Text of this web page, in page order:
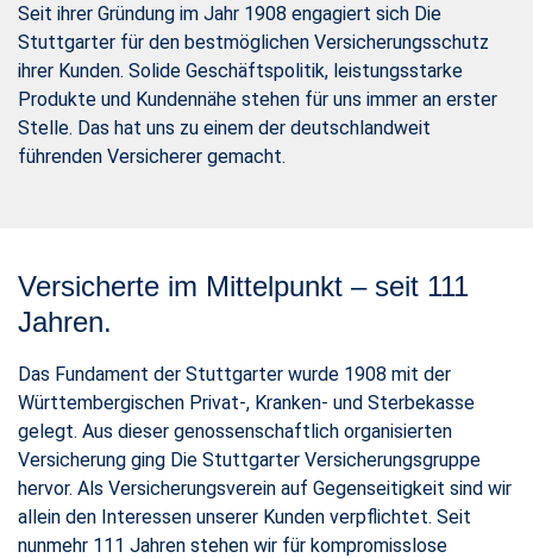
Seit ihrer Gründung im Jahr 1908 engagiert sich Die
Stuttgarter für den bestmöglichen Versicherungsschutz
ihrer Kunden. Solide Geschäftspolitik, leistungsstarke
Produkte und Kundennähe stehen für uns immer an erster
Stelle. Das hat uns zu einem der deutschlandweit
führenden Versicherer gemacht.
Versicherte im Mittelpunkt – seit 111
Jahren.
Das Fundament der Stuttgarter wurde 1908 mit der
Württembergischen Privat-, Kranken- und Sterbekasse
gelegt. Aus dieser genossenschaftlich organisierten
Versicherung ging Die Stuttgarter Versicherungsgruppe
hervor. Als Versicherungsverein auf Gegenseitigkeit sind wir
allein den Interessen unserer Kunden verpflichtet. Seit
nunmehr 111 Jahren stehen wir für kompromisslose